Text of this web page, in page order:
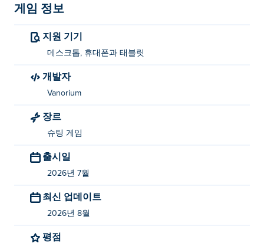
Noob Archer 2는 어떻게 플레이하나요?
왼쪽 마우스 버튼이나 손가락을 누른 상태로 조준하고, 손
을 떼면 발사합니다.
Noob Archer 2는 누가 만들었나요?
들도 플레이해 보세요. Poki (포키): stickman-archers-
Master Assassin
Noob Archer 2를 무료로 플레이하려면 어떻게
Poki에서 Noob Archer 2를 무료로 플레이할 수 있습니다.
Noob Archer 2를 모바일 기기와 데스크톱에서
게임 정보
지원 기기
데스크톱, 휴대폰과 태블릿
개발자
Vanorium
장르
슈팅 게임
출시일
2026년 7월
최신 업데이트
2026년 8월
평점